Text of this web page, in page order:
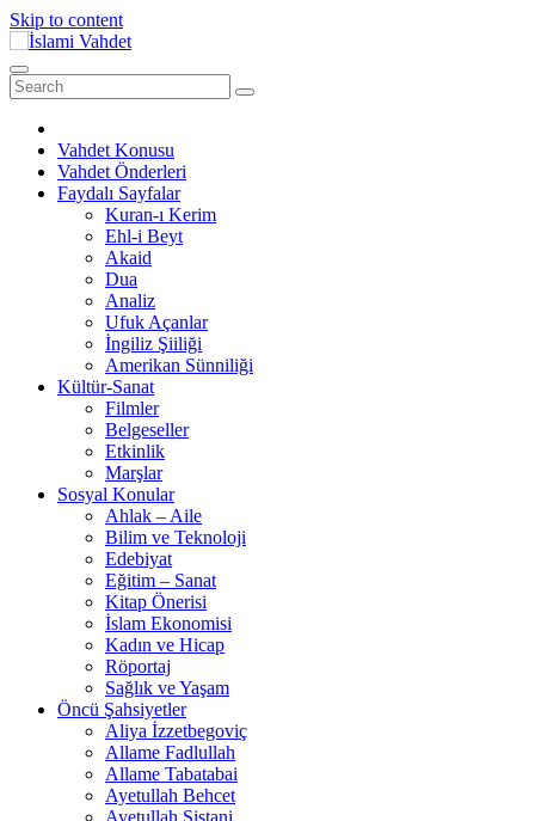
Skip to content
Vahdet Konusu
Vahdet Önderleri
Faydalı Sayfalar
Kuran-ı Kerim
Ehl-i Beyt
Akaid
Dua
Analiz
Ufuk Açanlar
İngiliz Şiiliği
Amerikan Sünniliği
Kültür-Sanat
Filmler
Belgeseller
Etkinlik
Marşlar
Sosyal Konular
Ahlak – Aile
Bilim ve Teknoloji
Edebiyat
Eğitim – Sanat
Kitap Önerisi
İslam Ekonomisi
Kadın ve Hicap
Röportaj
Sağlık ve Yaşam
Öncü Şahsiyetler
Aliya İzzetbegoviç
Allame Fadlullah
Allame Tabatabai
Ayetullah Behcet
Ayetullah Sistani